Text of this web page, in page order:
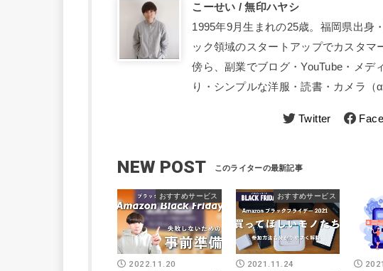
こーせい / 無印ハヤシ
1995年9月生まれの25歳。福岡県出身
ック領域のスタートアップでカスタマ
傍ら、副業でブログ・YouTube・メデ
り・シンプルな洋服・読書・カメラ（
Twitter
NEW POST
おすすめサービス
2022.11.20
おすすめサービス
2021.11.24